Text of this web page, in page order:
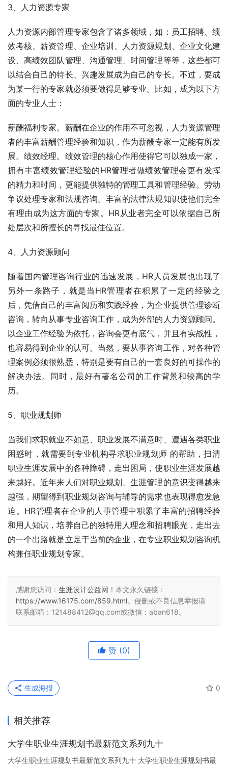
3、人力资源专家
人力资源内部管理专家包含了诸多领域，如：员工招聘、绩
效考核、薪资管理、企业培训、人力资源规划、企业文化建
设、高绩效团队管理、沟通管理、时间管理等等，这些都可
以结合自己的特长、兴趣发展成为自己的专长。不过，要成
为某一行的专家就必须要做得足够专业。比如，成为以下方
面的专业人士：
薪酬福利专家。薪酬在企业的作用不可忽视，人力资源管理
者的丰富薪酬管理经验和知识，作为薪酬专家一定能有所发
展。绩效经理。绩效管理的核心作用使得它可以独成一家，
拥有丰富绩效管理经验的HR管理者做绩效管理会更有发挥
的精力和时间，更能提供独特的管理工具和管理经验。劳动
争议处理专家和法规咨询。丰富的法律法规知识使他们完全
有理由成为这方面的专家。HR从业者完全可以依据自己所
处层次和所擅长的寻找最佳位置。
4、人力资源顾问
随着国内管理咨询行业的迅速发展，HR人员发展也出现了
另外一条路子，就是当HR管理者在积累了一定的经验之
后，凭借自己的丰富阅历和实践经验，为企业提供管理诊断
咨询，转向从事专业咨询工作，成为外部的人力资源顾问。
以企业工作经验为依托，咨询会更有底气，并且有实战性，
也容易得到企业的认可。当然，要从事咨询工作，对各种管
理案例必须很熟悉，特别是要有自己的一套良好的可操作的
解决办法。同时，最好有著名公司的工作背景和较高的学
历。
5、职业规划师
当我们求职就业不如意、职业发展不满意时、遭遇各类职业
困惑时，就需要到专业机构寻求职业规划师 的帮助，扫清
职业生涯发展中的各种障碍，走出困局，使职业生涯发展越
来越好。近年来人们对职业规划、生涯管理的意识变得越来
越强，期望得到职业规划咨询与辅导的需求也表现得愈发急
迫。HR管理者在企业的人事管理中积累了丰富的招聘经验
和用人知识，培养自己的独特用人理念和招聘眼光，走出去
的一个出路就是立足于当前的企业，在专业职业规划咨询机
构兼任职业规划专家。
感谢您访问： 生涯设计公益网 ！本文永久链接：
https://www.16175.com/859.html。侵删或不良信息举报请
联系邮箱：121488412@qq.com或微信：aban618。
赞 (0)
0
生成海报
相关推荐
大学生职业生涯规划书最新范文系列九十
大学生职业生涯规划书最新范文系列九十 大学生职业生涯规划书最